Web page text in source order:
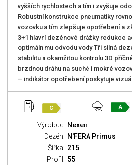
vyšších rychlostech a tím i zvyšuje
Robustní konstrukce pneumatiky
vozovku a tím zlepšuje opotřebení a
3+1 hlavní dezénové drážky redukce
optimálnímu odvodu vody Tři silná
stabilitu a okamžitou kontrolu 3D
brzdnou dráhu na suché i mokré
– indikátor opotřebení poskytuje
C A
Výrobce: Nexen
Dezén: N'FERA Primus
Šířka: 215
Profil: 55